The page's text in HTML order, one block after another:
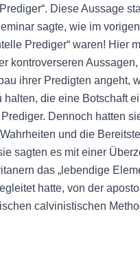
Diese Aussage
sagte, wie im
Prediger“ waren! Hier
kontroverseren
ihrer Predigten angeht,
die eine Botschaft
Dennoch hatten
und die
sagten es mit einer
das „lebendige
hatte, von der
calvinistischen